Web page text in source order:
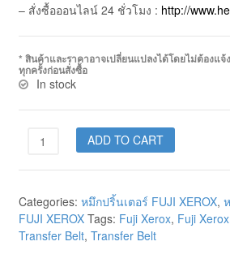
– สั่งซื้อออนไลน์ 24 ชั่วโมง : http://
* สินค้าและราคาอาจเปลี่ยนแปลงได้โดยไม่ต้องแ
ทุกครั้งก่อนสั่งซื้อ
In stock
ADD TO CART
Categories: หมึกปริ้นเตอร์ FUJI XEROX,
FUJI XEROX Tags: Fuji Xerox, Fuji
Transfer Belt, Transfer Belt